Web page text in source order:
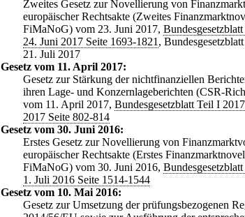
Zweites Gesetz zur Novellierung von
europäischer Rechtsakte (Zweites
FiMaNoG) vom 23. Juni 2017,
24. Juni 2017 Seite 1693-1821 ,
21. Juli 2017
Gesetz vom 11. April 2017:
Gesetz zur Stärkung der nichtfinanziellen
ihren Lage- und Konzernlageberichten (CSR-
vom 11. April 2017, Bundesgesetzblatt Teil I
2017 Seite 802-814
Gesetz vom 30. Juni 2016:
Erstes Gesetz zur Novellierung von
europäischer Rechtsakte (Erstes
FiMaNoG) vom 30. Juni 2016,
1. Juli 2016 Seite 1514-1544
Gesetz vom 10. Mai 2016:
Gesetz zur Umsetzung der prüfungsbezogenen